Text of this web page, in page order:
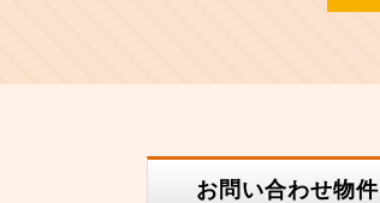
お問い合わせ物件